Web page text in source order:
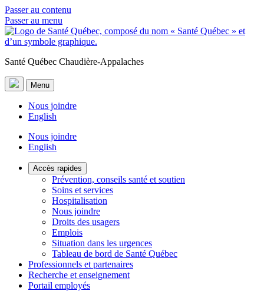
Passer au contenu
Passer au menu
Santé Québec Chaudière-Appalaches
Menu
Nous joindre
English
Nous joindre
English
Accès rapides
Prévention, conseils santé et soutien
Soins et services
Hospitalisation
Nous joindre
Droits des usagers
Emplois
Situation dans les urgences
Tableau de bord de Santé Québec
Professionnels et partenaires
Recherche et enseignement
Portail employés